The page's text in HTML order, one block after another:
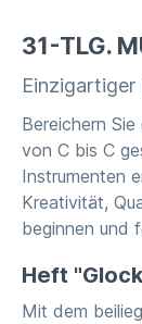
31-TLG.
Einzigartiger
Bereichern
von C bis C
Instrumenten
Kreativität,
beginnen und
Heft
Mit dem